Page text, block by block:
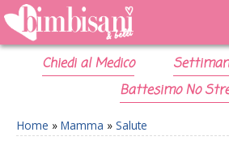
Chiedi al Medico
Battesimo No
Home » Mamma » Salute